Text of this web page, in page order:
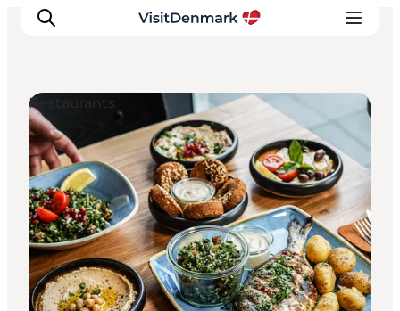
Ispirazioni
Dove andare
Cosa fare
Dove dormire
Pianifica il viaggio
Restaurants